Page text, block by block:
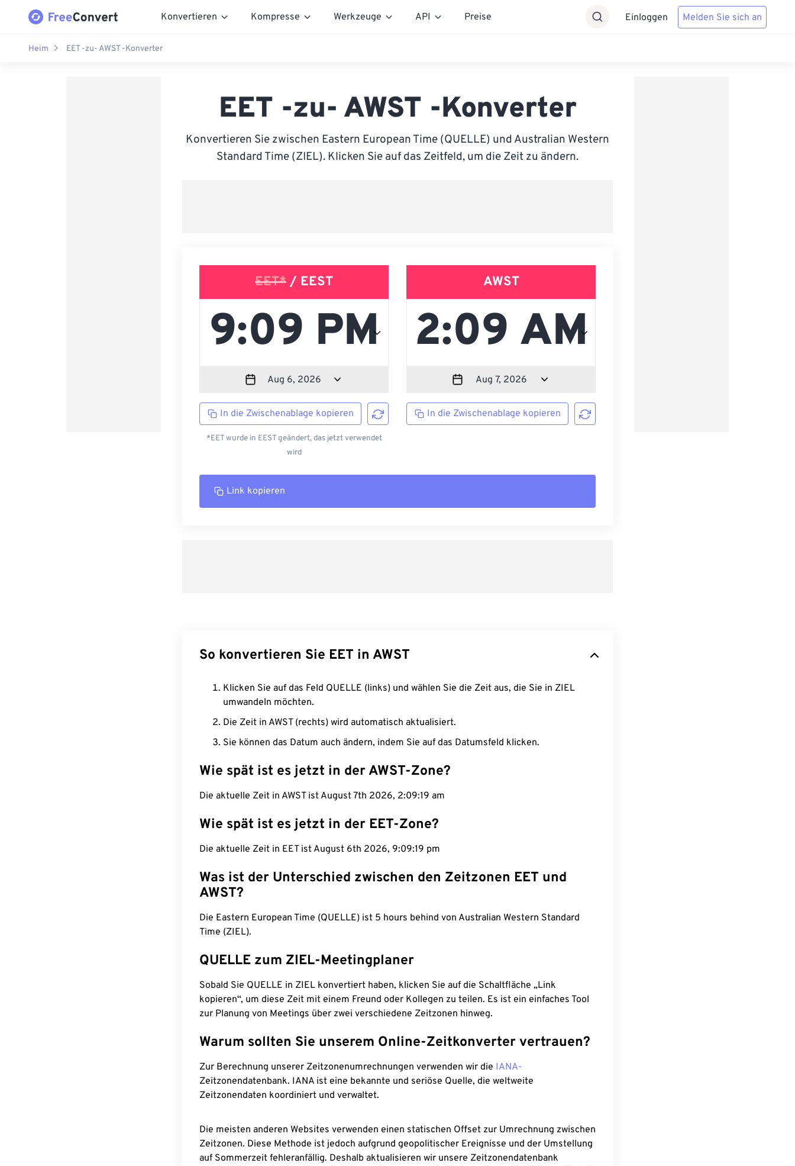
Konvertieren Kompresse Werkzeuge API Preise Einloggen Melden Sie sich an
Heim EET -zu- AWST -Konverter
EET -zu- AWST -Konverter
Konvertieren Sie zwischen Eastern European Time (QUELLE) und Australian Western
Standard Time (ZIEL). Klicken Sie auf das Zeitfeld, um die Zeit zu ändern.
EET* / EEST
In die Zwischenablage kopieren
*EET wurde in EEST geändert, das jetzt verwendet
wird
AWST
In die Zwischenablage kopieren
Link kopieren
So konvertieren Sie EET in AWST
Klicken Sie auf das Feld QUELLE (links) und wählen Sie die Zeit aus, die Sie in ZIEL
umwandeln möchten.
Die Zeit in AWST (rechts) wird automatisch aktualisiert.
Sie können das Datum auch ändern, indem Sie auf das Datumsfeld klicken.
Wie spät ist es jetzt in der AWST-Zone?
Die aktuelle Zeit in AWST ist August 7th 2026, 2:09:20 am
Wie spät ist es jetzt in der EET-Zone?
Die aktuelle Zeit in EET ist August 6th 2026, 9:09:20 pm
Was ist der Unterschied zwischen den Zeitzonen EET und
AWST?
Die Eastern European Time (QUELLE) ist 5 hours behind von Australian Western Standard
Time (ZIEL).
QUELLE zum ZIEL-Meetingplaner
Sobald Sie QUELLE in ZIEL konvertiert haben, klicken Sie auf die Schaltfläche „Link
kopieren“, um diese Zeit mit einem Freund oder Kollegen zu teilen. Es ist ein einfaches Tool
zur Planung von Meetings über zwei verschiedene Zeitzonen hinweg.
Warum sollten Sie unserem Online-Zeitkonverter vertrauen?
Zur Berechnung unserer Zeitzonenumrechnungen verwenden wir die IANA-
Zeitzonendatenbank. IANA ist eine bekannte und seriöse Quelle, die weltweite
Zeitzonendaten koordiniert und verwaltet.
Die meisten anderen Websites verwenden einen statischen Offset zur Umrechnung zwischen
Zeitzonen. Diese Methode ist jedoch aufgrund geopolitischer Ereignisse und der Umstellung
auf Sommerzeit fehleranfällig. Deshalb aktualisieren wir unsere Zeitzonendatenbank